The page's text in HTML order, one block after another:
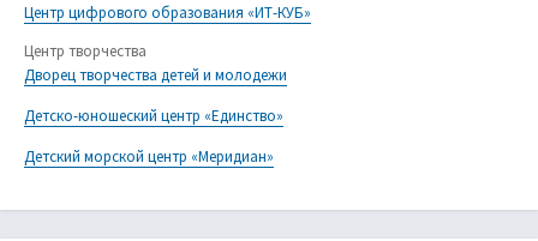
Центр цифрового образования «ИТ-КУБ»
Центр творчества
Дворец творчества детей и молодежи
Детско-юношеский центр «Единство»
Детский морской центр «Меридиан»